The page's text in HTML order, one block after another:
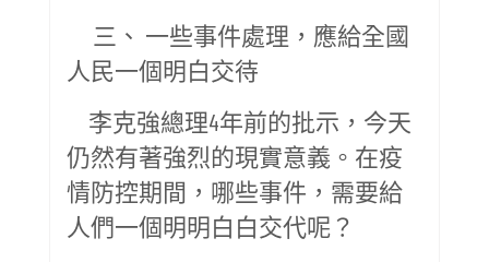
三、 一些事件處理，應給全國
人民一個明白交待
李克強總理4年前的批示，今天
仍然有著強烈的現實意義。在疫
情防控期間，哪些事件，需要給
人們一個明明白白交代呢？